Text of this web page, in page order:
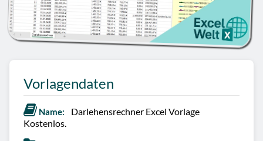
Vorlagendaten
Name:
Darlehensrechner Excel Vorlage
Kostenlos.